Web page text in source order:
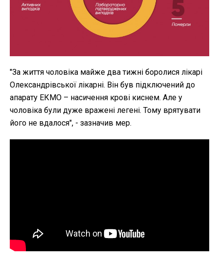
"За життя чоловіка майже два тижні боролися лікарі
Олександрівської лікарні. Він був підключений до
апарату ЕКМО – насичення крові киснем. Але у
чоловіка були дуже вражені легені. Тому врятувати
його не вдалося", - зазначив мер.